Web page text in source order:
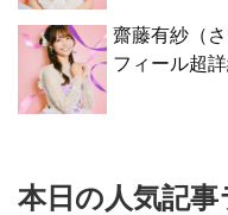
齋藤有紗（
フィール超詳
本日の人気記